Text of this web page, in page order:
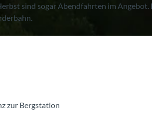
sind sogar Abendfahrten im Angebot.
zur Bergstation